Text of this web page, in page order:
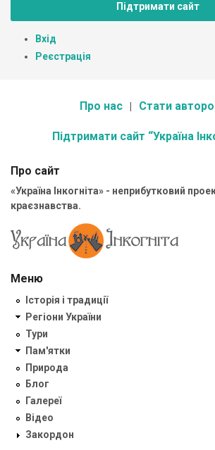
Підтримати сайт
Вхід
Реєстрація
Про нас Стати
Підтримати сайт “Україна
Про сайт
«Україна Інкогніта» - неприбутковий
краєзнавства.
Меню
Історія і традиції
Регіони України
Тури
Пам'ятки
Природа
Блог
Галереї
Відео
Закордон